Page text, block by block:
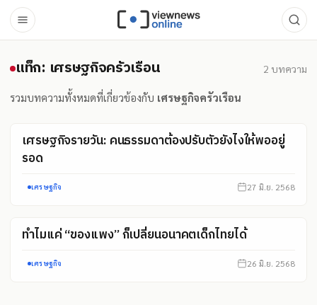
แท็ก: เศรษฐกิจครัวเรือน
แท็ก: เศรษฐกิจครัวเรือน 2 บทความ
รวมบทความทั้งหมดที่เกี่ยวข้องกับ เศรษฐกิจครัวเรือน
เศรษฐกิจรายวัน: คนธรรมดาต้องปรับตัวยังไงให้พออยู่
รอด
เศรษฐกิจ 27 มิ.ย. 2568
ทำไมแค่ “ของแพง” ก็เปลี่ยนอนาคตเด็กไทยได้
เศรษฐกิจ 26 มิ.ย. 2568